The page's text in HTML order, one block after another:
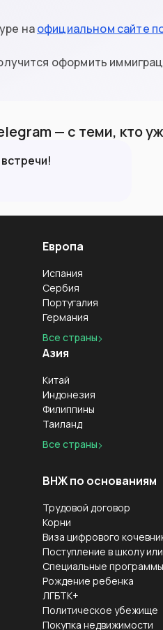
наофициальном сайте
оформить
— с теми, кто
Европа
Испания
Сербия
Португалия
Германия
Все страны
Азия
Китай
Индонезия
Филиппины
Таиланд
Все страны
ВНЖ по основаниям
Трудовой договор
Корни
Виза цифрового
Поступление в школу или
Специальные программы
Рождение ребенка
ЛГБТК+
Политическое убежище
Покупка недвижимости